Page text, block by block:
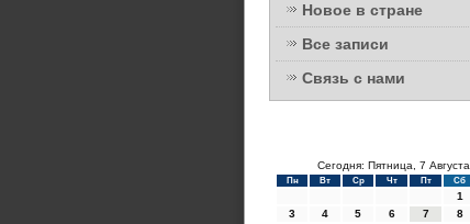
Новое в стране
Все записи
Связь с нами
Сегодня: Пятница, 7 Августа
Пн Вт Ср Чт Пт Сб
1
3
4 5 6 7 8